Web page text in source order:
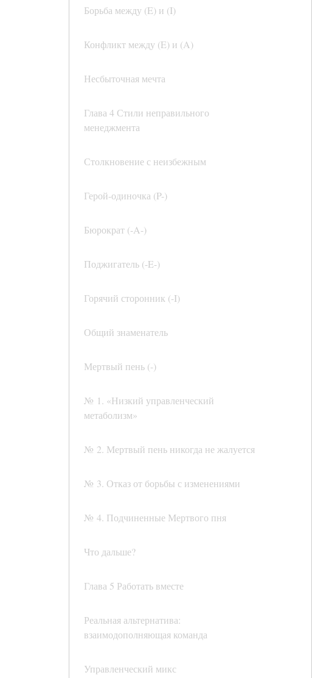
Борьба между (E) и (I)
Конфликт между (E) и (A)
Несбыточная мечта
Глава 4 Стили неправильного
менеджмента
Столкновение с неизбежным
Герой-одиночка (P-)
Бюрократ (-A-)
Поджигатель (-E-)
Горячий сторонник (-I)
Общий знаменатель
Мертвый пень (-)
№ 1. «Низкий управленческий
метаболизм»
№ 2. Мертвый пень никогда не жалуется
№ 3. Отказ от борьбы с изменениями
№ 4. Подчиненные Мертвого пня
Что дальше?
Глава 5 Работать вместе
Реальная альтернатива:
взаимодополняющая команда
Управленческий микс